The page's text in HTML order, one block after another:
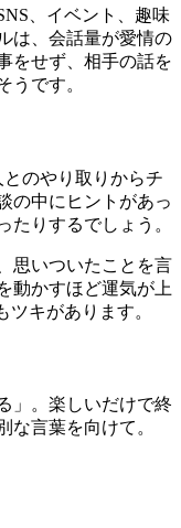
、イベント、趣味
は、会話量が愛情の
をせず、相手の話を
うです。
のやり取りからチ
の中にヒントがあっ
たりするでしょう。
思いついたことを言
動かすほど運気が上
キがあります。
」。楽しいだけで終
な言葉を向けて。